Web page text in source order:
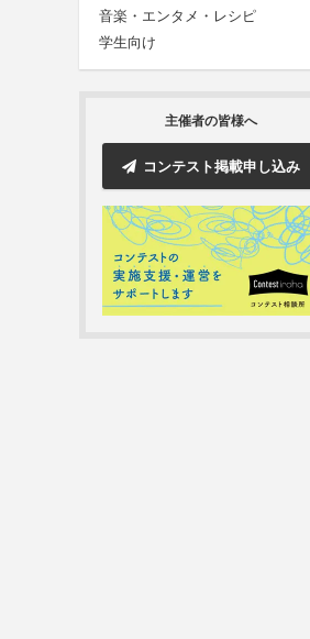
音楽・エンタメ・レシピ
学生向け
主催者の皆様へ
コンテスト掲載申し込み